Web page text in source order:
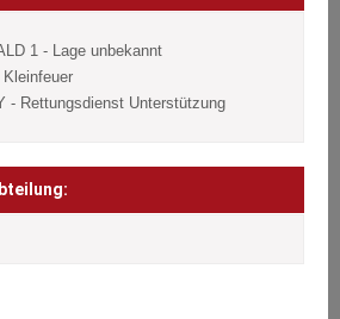
1 - Lage unbekannt
Kleinfeuer
- Rettungsdienst Unterstützung